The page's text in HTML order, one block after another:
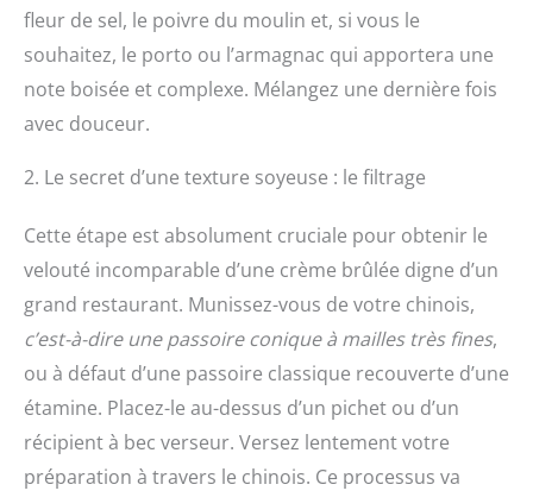
fleur de sel, le poivre du moulin et, si vous le
souhaitez, le porto ou l’armagnac qui apportera une
note boisée et complexe. Mélangez une dernière fois
avec douceur.
2. Le secret d’une texture soyeuse : le filtrage
Cette étape est absolument cruciale pour obtenir le
velouté incomparable d’une crème brûlée digne d’un
grand restaurant. Munissez-vous de votre chinois,
c’est-à-dire une passoire conique à mailles très fines,
ou à défaut d’une passoire classique recouverte d’une
étamine. Placez-le au-dessus d’un pichet ou d’un
récipient à bec verseur. Versez lentement votre
préparation à travers le chinois. Ce processus va